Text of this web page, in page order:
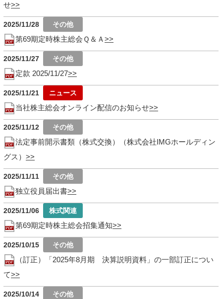
せ
2025/11/28
第69期定時株主総会Ｑ＆Ａ
2025/11/27
定款 2025/11/27
2025/11/21
当社株主総会オンライン配信のお知らせ
2025/11/12
法定事前開示書類（株式交換）（株式会社IMGホールディン
グス）
2025/11/11
独立役員届出書
2025/11/06
第69期定時株主総会招集通知
2025/10/15
（訂正）「2025年8月期 決算説明資料」の一部訂正につい
て
2025/10/14